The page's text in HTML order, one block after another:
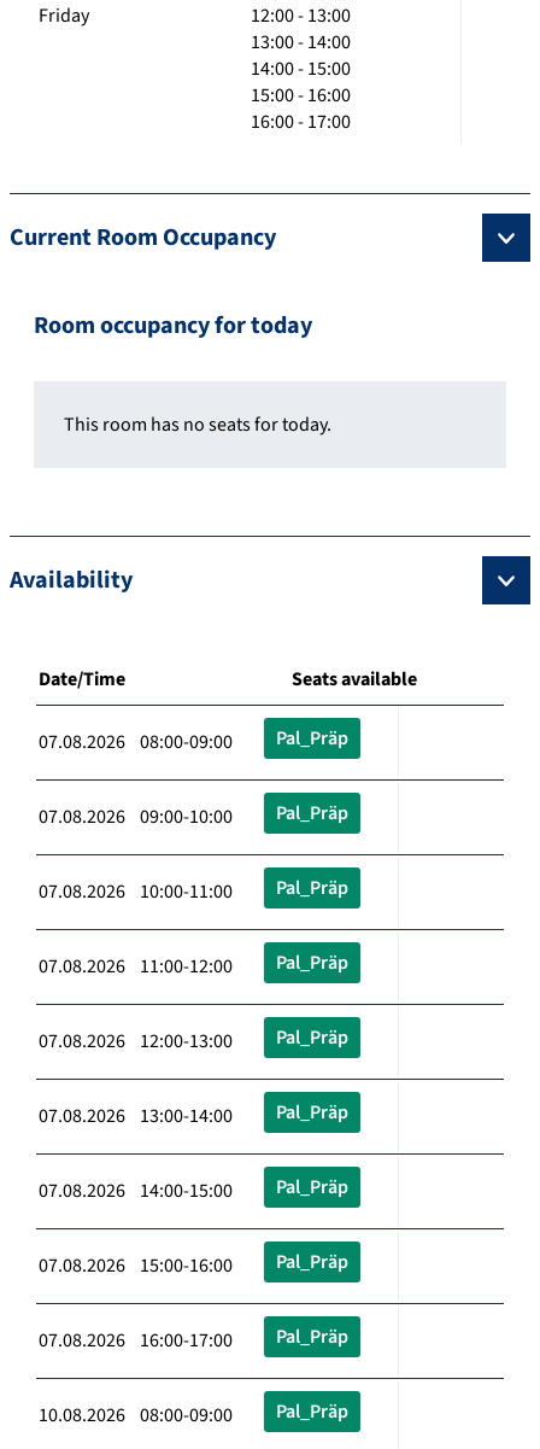
Friday
12:00 - 13:00
13:00 - 14:00
14:00 - 15:00
15:00 - 16:00
16:00 - 17:00
Current Room Occupancy
Room occupancy for today
This room has no seats for today.
Availability
Date/Time Seats available
07.08.2026 08:00-09:00 Pal_Präp
07.08.2026 09:00-10:00 Pal_Präp
07.08.2026 10:00-11:00 Pal_Präp
07.08.2026 11:00-12:00 Pal_Präp
07.08.2026 12:00-13:00 Pal_Präp
07.08.2026 13:00-14:00 Pal_Präp
07.08.2026 14:00-15:00 Pal_Präp
07.08.2026 15:00-16:00 Pal_Präp
07.08.2026 16:00-17:00 Pal_Präp
10.08.2026 08:00-09:00 Pal_Präp